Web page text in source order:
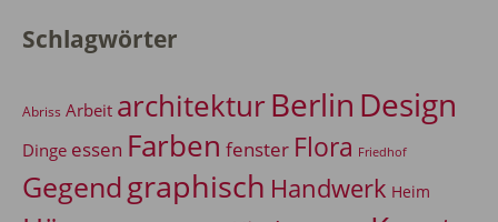
Schlagwörter
Abriss Arbeit architekturBerlin Design
Dinge essen Farben fenster Flora Friedhof
Gegendgraphisch Handwerk Heim